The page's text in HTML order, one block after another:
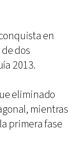
en
dos
2013.
eliminado
mientras
primera fase